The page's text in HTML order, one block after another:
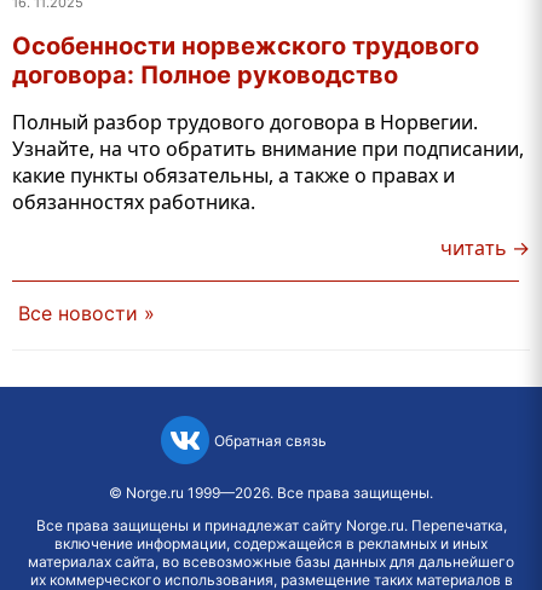
Особенности норвежского трудового
договора: Полное руководство
Полный разбор трудового договора в Норвегии.
Узнайте, на что обратить внимание при подписании,
какие пункты обязательны, а также о правах и
обязанностях работника.
читать →
Все новости »
Обратная связь
© Norge.ru 1999—2026. Все права защищены.
Все права защищены и принадлежат сайту Norge.ru. Перепечатка,
включение информации, содержащейся в рекламных и иных
материалах сайта, во всевозможные базы данных для дальнейшего
их коммерческого использования, размещение таких материалов в